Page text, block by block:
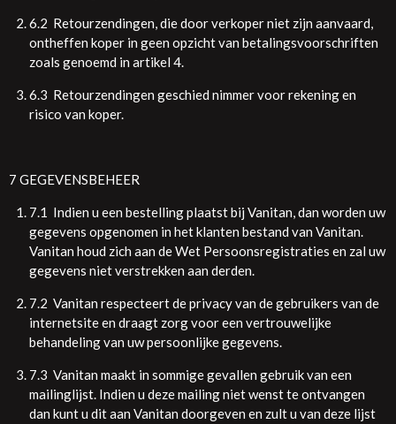
6.2 Retourzendingen, die door verkoper niet zijn aanvaard,
ontheffen koper in geen opzicht van betalingsvoorschriften
zoals genoemd in artikel 4.
6.3 Retourzendingen geschied nimmer voor rekening en
risico van koper.
7 GEGEVENSBEHEER
7.1 Indien u een bestelling plaatst bij Vanitan, dan worden uw
gegevens opgenomen in het klanten bestand van Vanitan.
Vanitan houd zich aan de Wet Persoonsregistraties en zal uw
gegevens niet verstrekken aan derden.
7.2 Vanitan respecteert de privacy van de gebruikers van de
internetsite en draagt zorg voor een vertrouwelijke
behandeling van uw persoonlijke gegevens.
7.3 Vanitan maakt in sommige gevallen gebruik van een
mailinglijst. Indien u deze mailing niet wenst te ontvangen
dan kunt u dit aan Vanitan doorgeven en zult u van deze lijst